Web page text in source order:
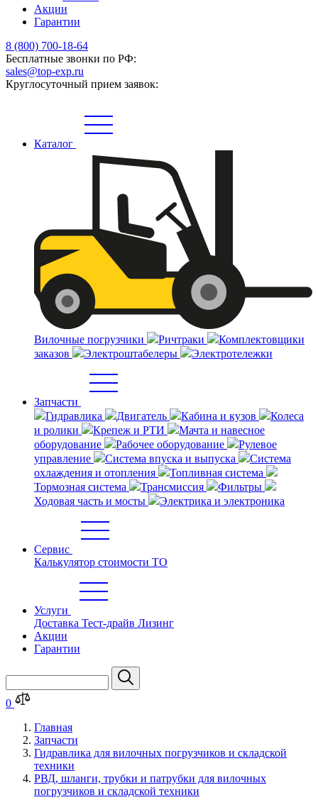
Акции
Гарантии
8 (800) 700-18-64
Бесплатные звонки по РФ:
sales@top-exp.ru
Круглосуточный прием заявок:
Каталог
Вилочные погрузчики Ричтраки
Комплектовщики
заказов
Электроштабелеры Электротележки
Запчасти
Гидравлика
Двигатель Кабина и кузов
Колеса
и ролики
Крепеж и РТИ
Мачта и навесное
оборудование
Рабочее оборудование
Рулевое
управление
Система впуска и выпуска
Система
охлаждения и отопления
Топливная система
Тормозная система
Трансмиссия
Фильтры
Ходовая часть и мосты
Электрика и электроника
Сервис
Калькулятор стоимости ТО
Услуги
Доставка Тест-драйв Лизинг
Акции
Гарантии
0
Главная
Запчасти
Гидравлика для вилочных погрузчиков и складской
техники
РВД, шланги, трубки и патрубки для вилочных
погрузчиков и складской техники